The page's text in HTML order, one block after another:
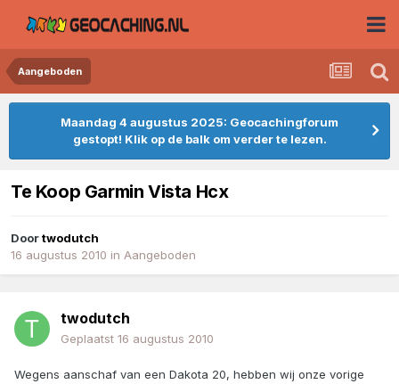
Aangeboden
Maandag 4 augustus 2025: Geocachingforum
gestopt! Klik op de balk om verder te lezen.
Te Koop Garmin Vista Hcx
Doortwodutch
16 augustus 2010 in Aangeboden
twodutch
Geplaatst 16 augustus 2010
Wegens aanschaf van een Dakota 20, hebben wij onze vorige